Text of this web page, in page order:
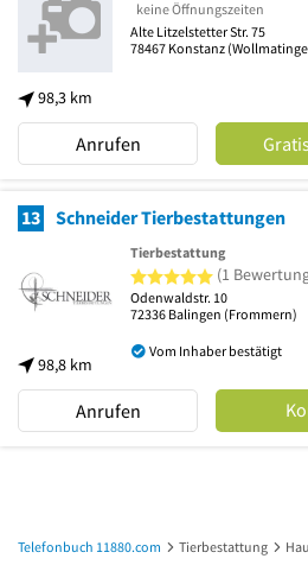
98,3 km
keine Öffnungszeiten
Alte Litzelstetter Str. 75
78467 Konstanz
Anrufen
13 Schneider Tierbestattungen
98,8 km
Tierbestattung
5 von 5 Sternen
(1
Odenwaldstr. 10
72336 Balingen (Frommern)
Vom Inhaber bestätigt
Anrufen
Telefonbuch 11880.com Tierbestattung